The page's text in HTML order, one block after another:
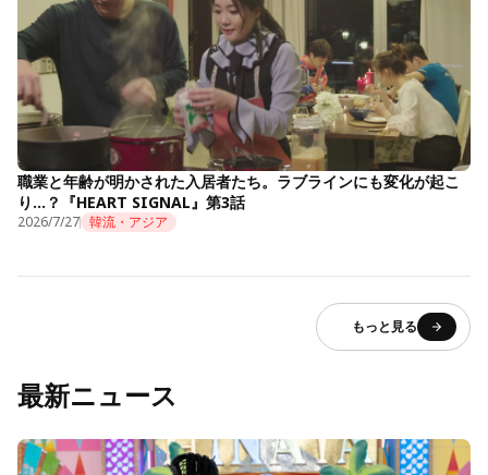
職業と年齢が明かされた入居者たち。ラブラインにも変化が起こ
り…？『HEART SIGNAL』第3話
2026/7/27 韓流・アジア
もっと見る
最新ニュース